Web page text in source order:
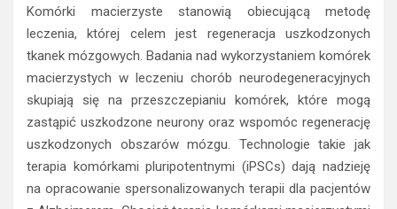
Komórki macierzyste stanowią obiecującą metodę
leczenia, której celem jest regeneracja uszkodzonych
tkanek mózgowych. Badania nad wykorzystaniem komórek
macierzystych w leczeniu chorób neurodegeneracyjnych
skupiają się na przeszczepianiu komórek, które mogą
zastąpić uszkodzone neurony oraz wspomóc regenerację
uszkodzonych obszarów mózgu. Technologie takie jak
terapia komórkami pluripotentnymi (iPSCs) dają nadzieję
na opracowanie spersonalizowanych terapii dla pacjentów